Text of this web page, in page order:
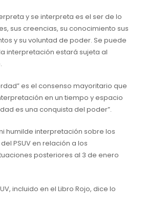
y se interpreta es el ser de lo
sus creencias, su conocimiento sus
y su voluntad de poder. Se puede
interpretación estará sujeta al
es el consenso mayoritario que
en un tiempo y espacio
es una conquista del poder”.
humilde interpretación sobre los
PSUV en relación a los
posteriores al 3 de enero
incluido en el Libro Rojo, dice lo